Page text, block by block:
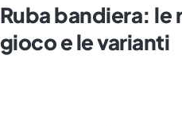
Ruba bandiera: le
gioco e le varianti